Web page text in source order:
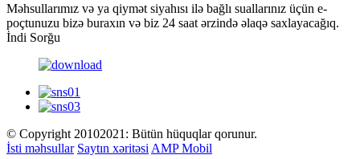
Məhsullarımız və ya qiymət siyahısı ilə bağlı suallarınız üçün e-
poçtunuzu bizə buraxın və biz 24 saat ərzində əlaqə saxlayacağıq.
İndi Sorğu
© Copyright 20102021: Bütün hüquqlar qorunur.
İsti məhsullar Saytın xəritəsi AMP Mobil